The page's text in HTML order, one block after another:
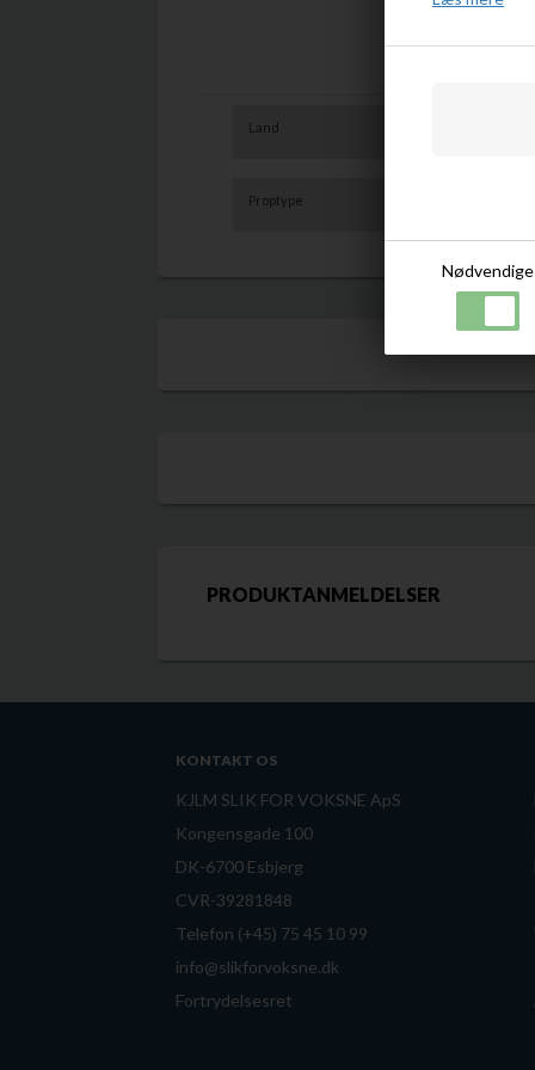
Nødvendige
Land
Dominikanske
Proptype
PRODUKTANMELDELSER
KONTAKT OS
KJLM SLIK FOR VOKSNE ApS
Kongensgade 100
DK-6700 Esbjerg
CVR-39281848
Telefon (+45) 75 45 10 99
info@slikforvoksne.dk
Fortrydelsesret